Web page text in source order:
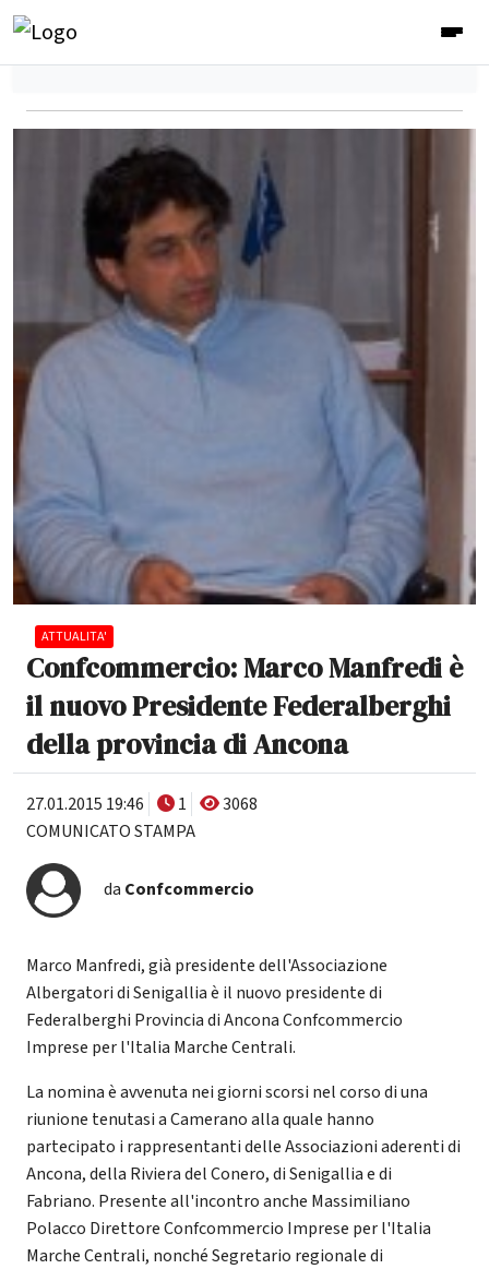
ATTUALITA'
Confcommercio: Marco Manfredi è
il nuovo Presidente Federalberghi
della provincia di Ancona
27.01.2015 19:46 1
3068
COMUNICATO STAMPA
da Confcommercio
Marco Manfredi, già presidente dell'Associazione
Albergatori di Senigallia è il nuovo presidente di
Federalberghi Provincia di Ancona Confcommercio
Imprese per l'Italia Marche Centrali.
La nomina è avvenuta nei giorni scorsi nel corso di una
riunione tenutasi a Camerano alla quale hanno
partecipato i rappresentanti delle Associazioni aderenti di
Ancona, della Riviera del Conero, di Senigallia e di
Fabriano. Presente all'incontro anche Massimiliano
Polacco Direttore Confcommercio Imprese per l'Italia
Marche Centrali, nonché Segretario regionale di